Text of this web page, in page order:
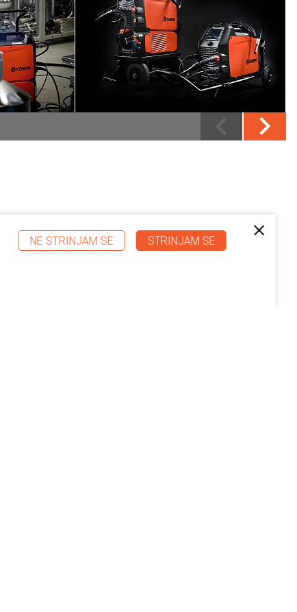
NE STRINJAM SE STRINJAM SE